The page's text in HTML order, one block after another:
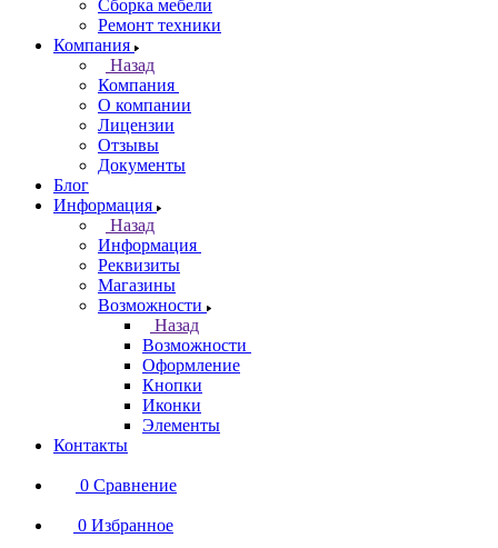
Сборка мебели
Ремонт техники
Компания
Назад
Компания
О компании
Лицензии
Отзывы
Документы
Блог
Информация
Назад
Информация
Реквизиты
Магазины
Возможности
Назад
Возможности
Оформление
Кнопки
Иконки
Элементы
Контакты
0 Сравнение
0 Избранное